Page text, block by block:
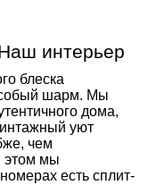
интерьер
блеска
шарм. Мы
дома,
уют
чем
этом мы
есть сплит-